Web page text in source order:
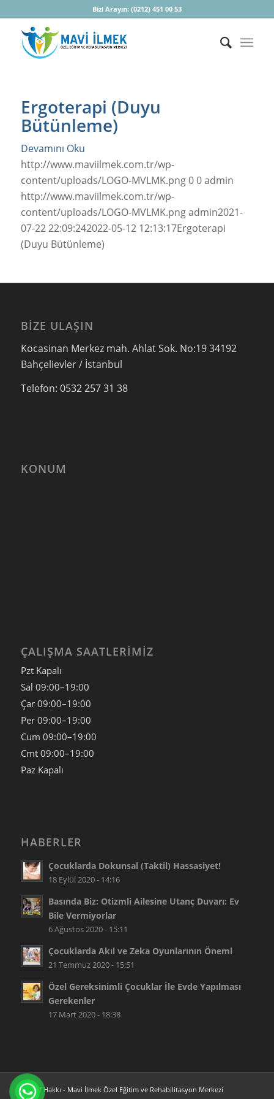
Bizi Arayın: (0212) 451 00 53
Ergoterapi (Duyu
Bütünleme)
Devamını Oku
http://www.maviilmek.com.tr/wp-
content/uploads/LOGO-MVLMK.png 0 0 admin
http://www.maviilmek.com.tr/wp-
content/uploads/LOGO-MVLMK.png admin2021-
07-22 22:09:242022-05-12 12:13:17Ergoterapi
(Duyu Bütünleme)
BIZE ULAŞIN
Kocasinan Merkez mah. Ahlat Sok. No:19 34192
Bahçelievler / İstanbul
Telefon: 0532 257 31 38
KONUM
ÇALIŞMA SAATLERIMIZ
Pzt Kapalı
Sal 09:00–19:00
Çar 09:00–19:00
Per 09:00–19:00
Cum 09:00–19:00
Cmt 09:00–19:00
Paz Kapalı
HABERLER
Çocuklarda Dokunsal (Taktil) Hassasiyet!
18 Eylül 2020 - 14:16
Basında Biz: Otizmli Ailesine Utanç Duvarı: Ev
Bile Vermiyorlar
6 Ağustos 2020 - 15:11
Çocuklarda Akıl ve Zeka Oyunlarının Önemi
21 Temmuz 2020 - 15:51
Özel Gereksinimli Çocuklar İle Evde Yapılması
Gerekenler
17 Mart 2020 - 18:38
© Telif Hakkı - Mavi İlmek Özel Eğitim ve Rehabilitasyon Merkezi